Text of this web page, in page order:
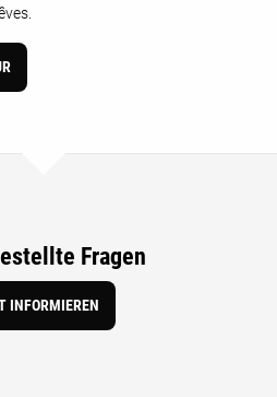
Fragen
INFORMIEREN